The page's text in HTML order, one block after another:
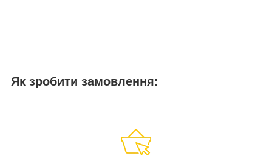
Як зробити замовлення: